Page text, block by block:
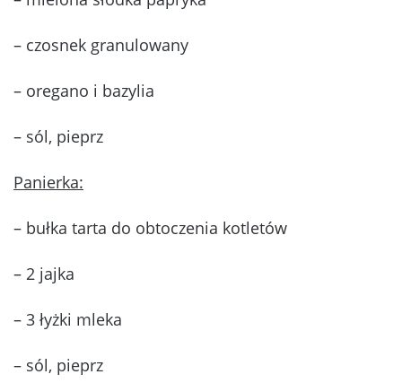
– czosnek granulowany
– oregano i bazylia
– sól, pieprz
Panierka:
– bułka tarta do obtoczenia kotletów
– 2 jajka
– 3 łyżki mleka
– sól, pieprz